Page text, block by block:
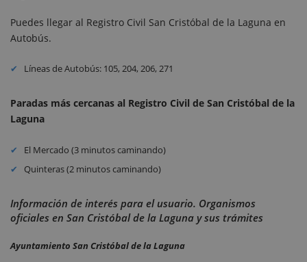
Puedes llegar al Registro Civil San Cristóbal de la Laguna en
Autobús.
Líneas de Autobús: 105, 204, 206, 271
Paradas más cercanas al Registro Civil de San Cristóbal de la
Laguna
El Mercado (3 minutos caminando)
Quinteras (2 minutos caminando)
Información de interés para el usuario. Organismos
oficiales en San Cristóbal de la Laguna y sus trámites
Ayuntamiento San Cristóbal de la Laguna